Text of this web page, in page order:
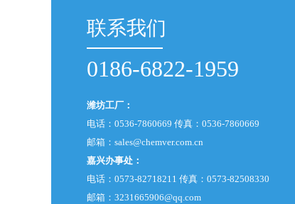
联系我们
0186-6822-1959
潍坊工厂：
电话：0536-7860669 传真：0536-7860669
邮箱： sales@chemver.com.cn
嘉兴办事处：
电话：0573-82718211 传真：0573-82508330
邮箱： 3231665906@qq.com